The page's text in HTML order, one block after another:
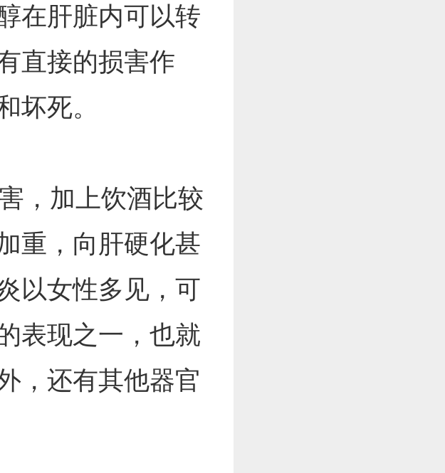
在肝脏内可以转
直接的损害作
坏死。
，加上饮酒比较
重，向肝硬化甚
以女性多见，可
表现之一，也就
，还有其他器官